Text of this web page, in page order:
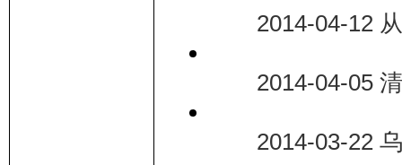
2014-04-12 从
2014-04-05 清
2014-03-22 乌